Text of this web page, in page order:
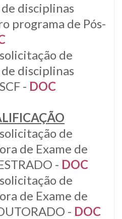
disciplinas
programa de Pós-
de
disciplinas
- DOC
de
de Exame de
- DOC
de
de Exame de
- DOC